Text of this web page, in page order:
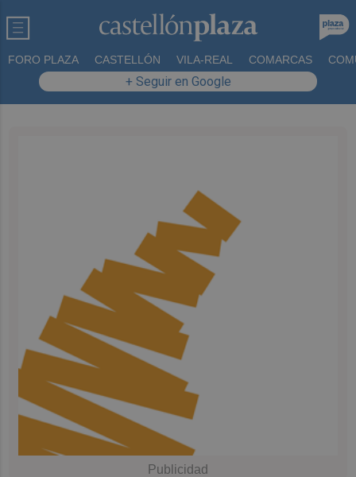
FORO PLAZA CASTELLÓN VILA-REAL COMARCAS
+ Seguir en Google